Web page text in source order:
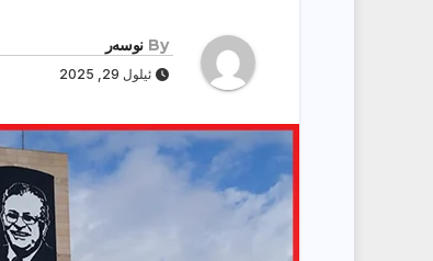
By نوسەر
ئیلول 29, 2025